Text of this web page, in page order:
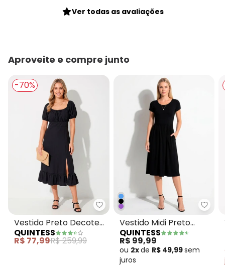
Ver todas as avaliações
Aproveite e compre junto
-70%
Quintess - Vestido Preto
Vestido Preto Decote
Quadrado e Fenda
QUINTESS
R$ 77,99R$ 259,99
Vestido Midi Preto
Acinturado com Bolsos
QUINTESS
R$ 99,99
ou 2xde R$ 49,99sem
juros